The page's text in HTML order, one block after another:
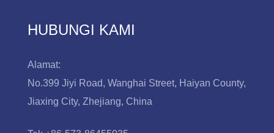
HUBUNGI KAMI
Alamat:
No.399 Jiyi Road, Wanghai Street, Haiyan County,
Jiaxing City, Zhejiang, China